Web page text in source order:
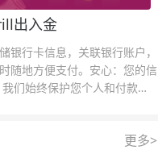
出入金
银行卡信息，关联银行账户，
随地方便支付。安心：您的信
们始终保护您个人和付款信
更多>